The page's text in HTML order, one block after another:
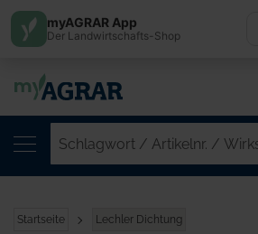
Startseite Lechler Dichtung
myAGRAR App
Der Landwirtschafts-Shop